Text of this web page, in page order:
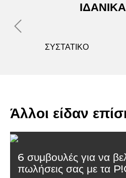
ΣΥΣΤΑΤΙΚΟ
Άλλοι είδαν
6 συμβουλές για να
πωλήσεις σας με τα